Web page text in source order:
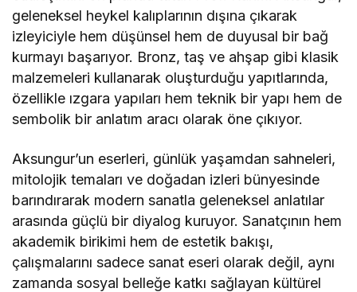
geleneksel heykel kalıplarının dışına çıkarak
izleyiciyle hem düşünsel hem de duyusal bir bağ
kurmayı başarıyor. Bronz, taş ve ahşap gibi klasik
malzemeleri kullanarak oluşturduğu yapıtlarında,
özellikle ızgara yapıları hem teknik bir yapı hem de
sembolik bir anlatım aracı olarak öne çıkıyor.
Aksungur’un eserleri, günlük yaşamdan sahneleri,
mitolojik temaları ve doğadan izleri bünyesinde
barındırarak modern sanatla geleneksel anlatılar
arasında güçlü bir diyalog kuruyor. Sanatçının hem
akademik birikimi hem de estetik bakışı,
çalışmalarını sadece sanat eseri olarak değil, aynı
zamanda sosyal belleğe katkı sağlayan kültürel